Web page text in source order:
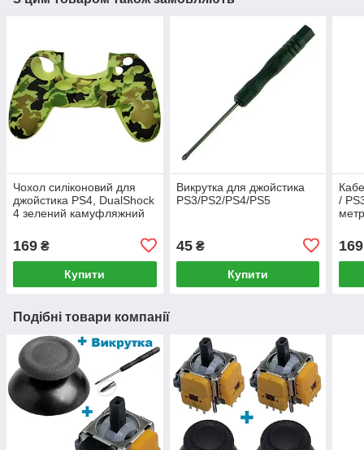
Чохол силіконовий для
джойстика PS4, DualShock
4 зелений камуфляжний
169 ₴
Купити
Викрутка для джойстика
PS3/PS2/PS4/PS5
45₴
Купити
/
169
Подібні товари компанії